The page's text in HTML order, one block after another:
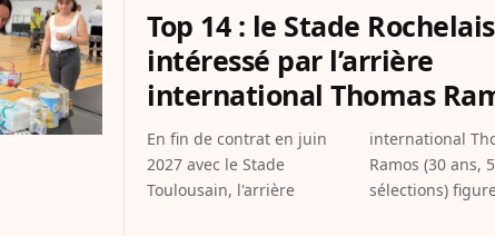
Top 14 : le Stade Rochelais
intéressé par l’arrière
international Thomas
En fin de contrat en juin
2027 avec le Stade
Toulousain, l'arrière
international Thomas
Ramos (30 ans, 52
sélections)